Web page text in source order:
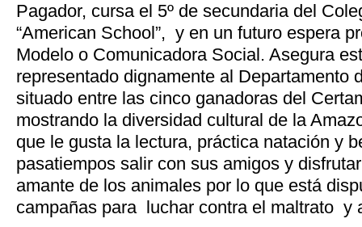
Pagador, cursa el 5º de secundaria del
“American School”, y en un futuro espera
Modelo o Comunicadora Social. Asegura
representado dignamente al Departamento
situado entre las cinco ganadoras del
mostrando la diversidad cultural de la
que le gusta la lectura, práctica natación y
pasatiempos salir con sus amigos y
amante de los animales por lo que está
campañas para luchar contra el maltrato y